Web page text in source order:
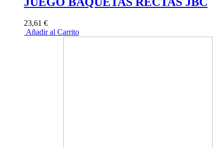
23,61 €
Añadir al Carrito